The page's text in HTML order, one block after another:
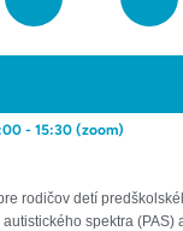
- 15:30 (zoom)
rodičov detí
spektra